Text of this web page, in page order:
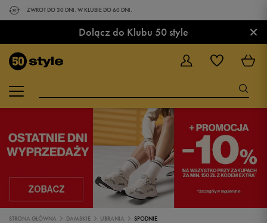
ZWROT DO 30 DNI. W KLUBIE DO 60 DNI.
Dołącz do Klubu 50 style ×
STRONA GŁÓWNA DAMSKIE UBRANIA SPODNIE